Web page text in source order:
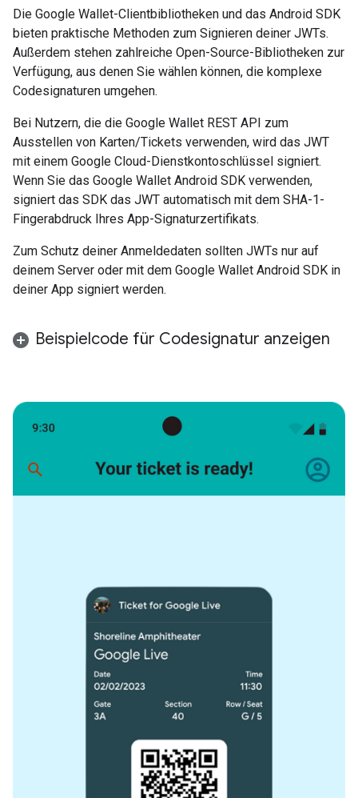
Die Google Wallet-Clientbibliotheken und das Android SDK
bieten praktische Methoden zum Signieren deiner JWTs.
Außerdem stehen zahlreiche Open-Source-Bibliotheken zur
Verfügung, aus denen Sie wählen können, die komplexe
Codesignaturen umgehen.
Bei Nutzern, die die Google Wallet REST API zum
Ausstellen von Karten/Tickets verwenden, wird das JWT
mit einem Google Cloud-Dienstkontoschlüssel signiert.
Wenn Sie das Google Wallet Android SDK verwenden,
signiert das SDK das JWT automatisch mit dem SHA-1-
Fingerabdruck Ihres App-Signaturzertifikats.
Zum Schutz deiner Anmeldedaten sollten JWTs nur auf
deinem Server oder mit dem Google Wallet Android SDK in
deiner App signiert werden.
Beispielcode für Codesignatur anzeigen